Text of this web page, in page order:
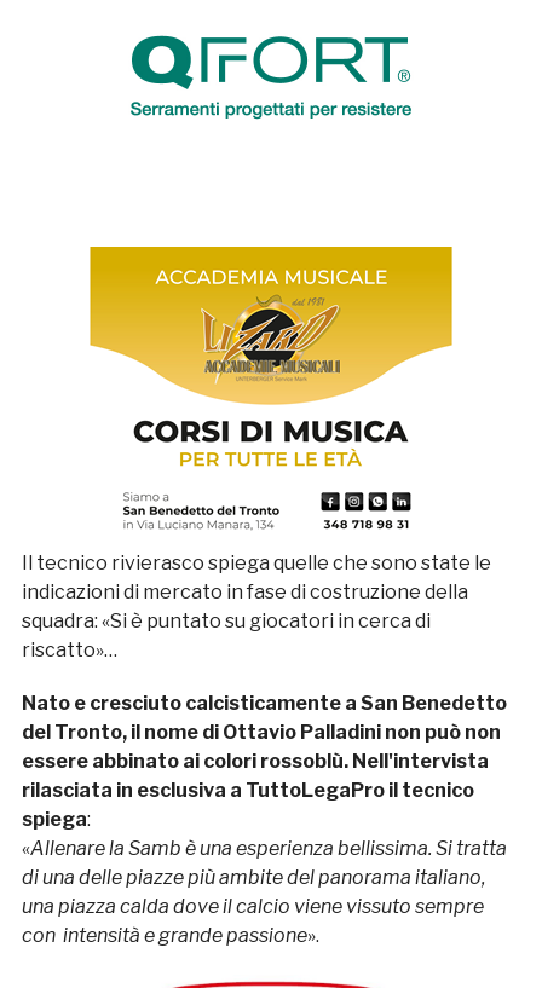
Il tecnico rivierasco spiega quelle che sono state le
indicazioni di mercato in fase di costruzione della
squadra: «Si è puntato su giocatori in cerca di
riscatto»…
Nato e cresciuto calcisticamente a San Benedetto
del Tronto, il nome di Ottavio Palladini non può non
essere abbinato ai colori rossoblù. Nell'intervista
rilasciata in esclusiva a TuttoLegaPro il tecnico
spiega:
«Allenare la Samb è una esperienza bellissima. Si tratta
di una delle piazze più ambite del panorama italiano,
una piazza calda dove il calcio viene vissuto sempre
con intensità e grande passione».